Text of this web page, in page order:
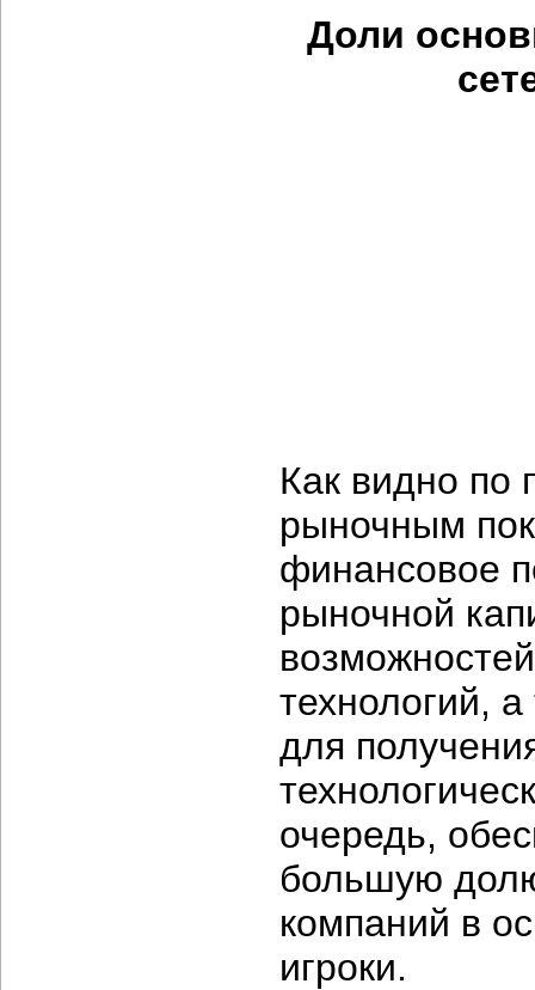
Доли
Как видно
рыночным
финансовое
рыночной
технологий,
для
очередь,
большую
компаний в
игроки.